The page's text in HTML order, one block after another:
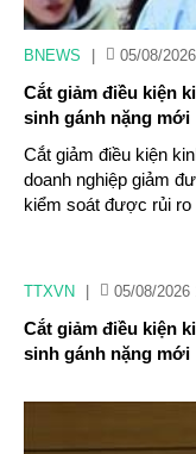
BNEWS 05/08/
Cắt giảm điều kiện
sinh gánh nặng mới
Cắt giảm điều kiện
doanh nghiệp giảm
kiểm soát được rủi ro
TTXVN 05/08/2026
Cắt giảm điều kiện
sinh gánh nặng mới